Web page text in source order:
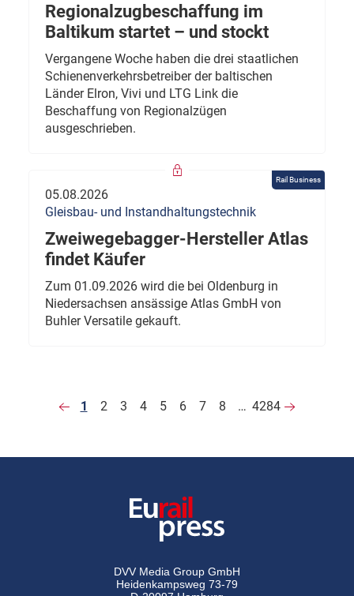
Regionalzugbeschaffung im
Baltikum startet – und stockt
Vergangene Woche haben die drei staatlichen
Schienenverkehrsbetreiber der baltischen
Länder Elron, Vivi und LTG Link die
Beschaffung von Regionalzügen
ausgeschrieben.
Rail Business
05.08.2026
Gleisbau- und Instandhaltungstechnik
Zweiwegebagger-Hersteller Atlas
findet Käufer
Zum 01.09.2026 wird die bei Oldenburg in
Niedersachsen ansässige Atlas GmbH von
Buhler Versatile gekauft.
1 2 3 4 5 6 7 8 … 4284
DVV Media Group GmbH
Heidenkampsweg 73-79